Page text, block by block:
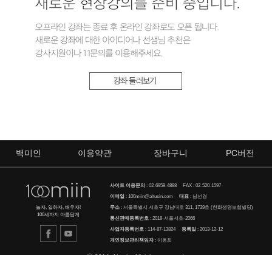
백미인 이용약관 장바구니 PC버전
놀자, 일하자, 배우자!
100세까지 아름답게
사이트 이용문의 :02-6959-4888 FAX : 02-520-1597
이메일 :100miin@altusin.com 대표 : 남선경
주소 : 서울특별시 서초구 강남대로 311, 1739호 (한화생명보험빌딩)
통신판매등록번호 : 2018-서울서초-2066
사업자등록번호 : 114-87-13824등록일 : 2013-12-12
개인정보관리책임자 : 이동희